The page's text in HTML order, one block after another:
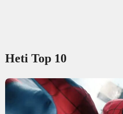
Heti Top 10